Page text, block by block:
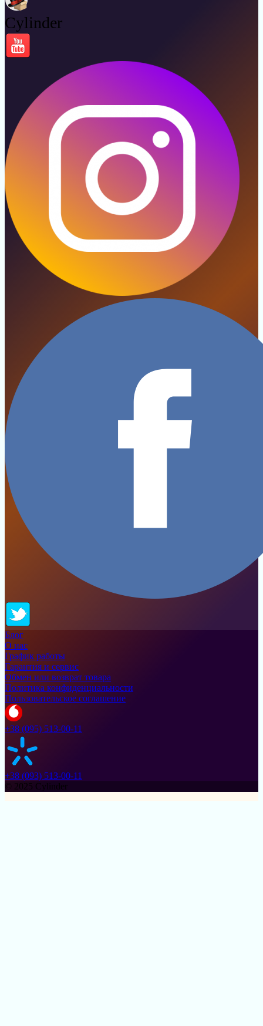
Cylinder
Блог
О нас
График работы
Гарантия и сервис
Обмен или возврат товара
Политика конфиденциальности
Пользовательское соглашение
+38 (095) 513-00-11
+38 (093) 513-00-11
© 2025 Cylinder